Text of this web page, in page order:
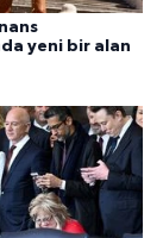
yeni bir alan